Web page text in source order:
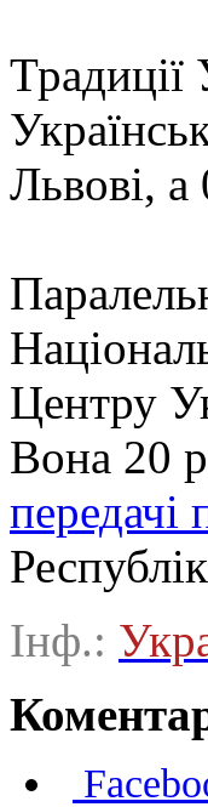
Львові,
Центру
Вона 20
передачі
Інф.: